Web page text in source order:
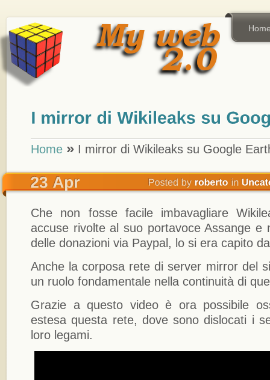
Home » I mirror di Wikileaks su Google
Che non fosse facile imbavagliare
accuse rivolte al suo portavoce Assange e
delle donazioni via Paypal, lo si era capito
Anche la corposa rete di server mirror del
un ruolo fondamentale nella continuità di
Grazie a questo video è ora possibile
estesa questa rete, dove sono dislocati i
loro legami.